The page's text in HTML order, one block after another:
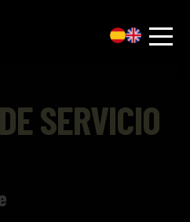
SERVICIO